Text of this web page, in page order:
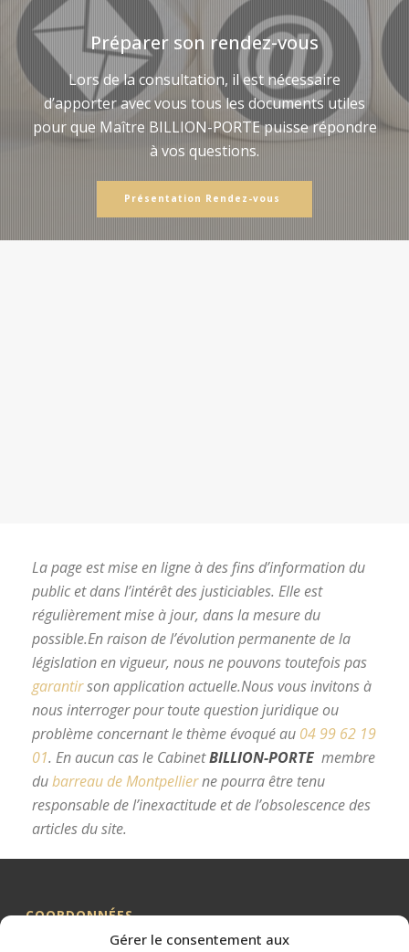
Gérer le consentement aux
Préparer son rendez-vous
Lors de la consultation, il est nécessaire
d’apporter avec vous tous les documents utiles
pour que Maître BILLION-PORTE puisse répondre
à vos questions.
Présentation Rendez-vous
La page est mise en ligne à des fins d’information du
public et dans l’intérêt des justiciables. Elle est
régulièrement mise à jour, dans la mesure du
possible.En raison de l’évolution permanente de la
législation en vigueur, nous ne pouvons toutefois pas
garantirson application actuelle.Nous vous invitons à
nous interroger pour toute question juridique ou
problème concernant le thème évoqué au 04 99 62 19
01. En aucun cas le CabinetBILLION-PORTE membre
dubarreau de Montpellierne pourra être tenu
responsable de l’inexactitude et de l’obsolescence des
articles du site.
COORDONNÉES
Me BILLION-PORTE